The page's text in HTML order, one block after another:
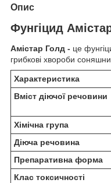
Опис
Фунгіцид
Амістар Голд - це
грибкові хвороби
Характеристика
Вміст діючої речовини
Хімічна група
Діюча речовина
Препаративна форма
Клас токсичності